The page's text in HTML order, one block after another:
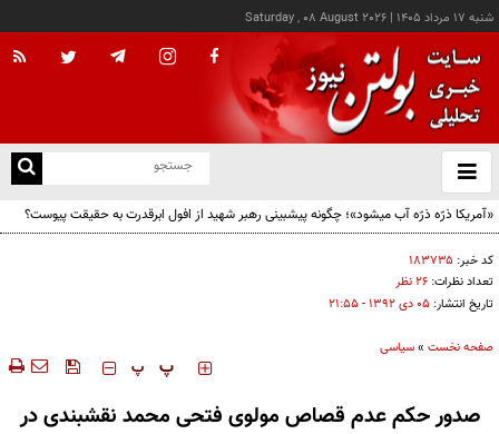
شنبه ۱۷ مرداد ۱۴۰۵ |
Saturday , 08 August 2026
باز
و
«آمریکا ذرّه ذرّه آب میشود»؛ چگونه پیشبینی رهبر شهید از افول ابرقدرت به حقیقت پیوست؟
کد خبر: ۱۸۳۷۳۵
تعداد نظرات: ۲۶ نظر
تاریخ انتشار: ۰۵ دی ۱۳۹۲ - ۲۱:۵۵
صفحه نخست »سیاسی
‍‍‍ پ پ
صدور حکم عدم قصاص مولوی فتحی محمد نقشبندی در